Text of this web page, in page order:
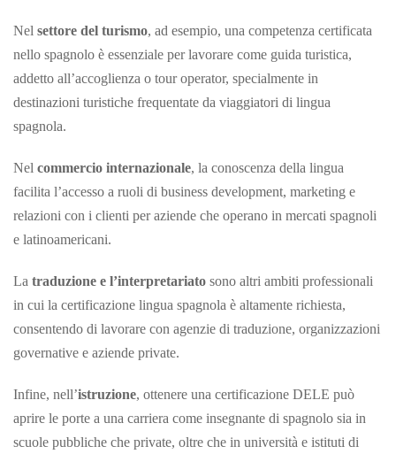
Nel settore del turismo, ad esempio, una competenza certificata
nello spagnolo è essenziale per lavorare come guida turistica,
addetto all’accoglienza o tour operator, specialmente in
destinazioni turistiche frequentate da viaggiatori di lingua
spagnola.
Nel commercio internazionale, la conoscenza della lingua
facilita l’accesso a ruoli di business development, marketing e
relazioni con i clienti per aziende che operano in mercati spagnoli
e latinoamericani.
La traduzione e l’interpretariato sono altri ambiti professionali
in cui la certificazione lingua spagnola è altamente richiesta,
consentendo di lavorare con agenzie di traduzione, organizzazioni
governative e aziende private.
Infine, nell’istruzione, ottenere una certificazione DELE può
aprire le porte a una carriera come insegnante di spagnolo sia in
scuole pubbliche che private, oltre che in università e istituti di